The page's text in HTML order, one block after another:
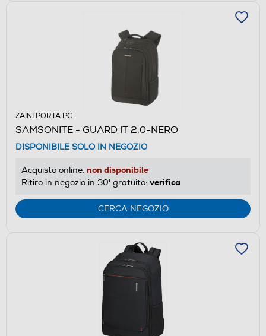
ZAINI PORTA PC
SAMSONITE - GUARD IT 2.0-NERO
DISPONIBILE SOLO IN NEGOZIO
Acquisto online: non disponibile
Ritiro in negozio in 30' gratuito: verifica
CERCA NEGOZIO